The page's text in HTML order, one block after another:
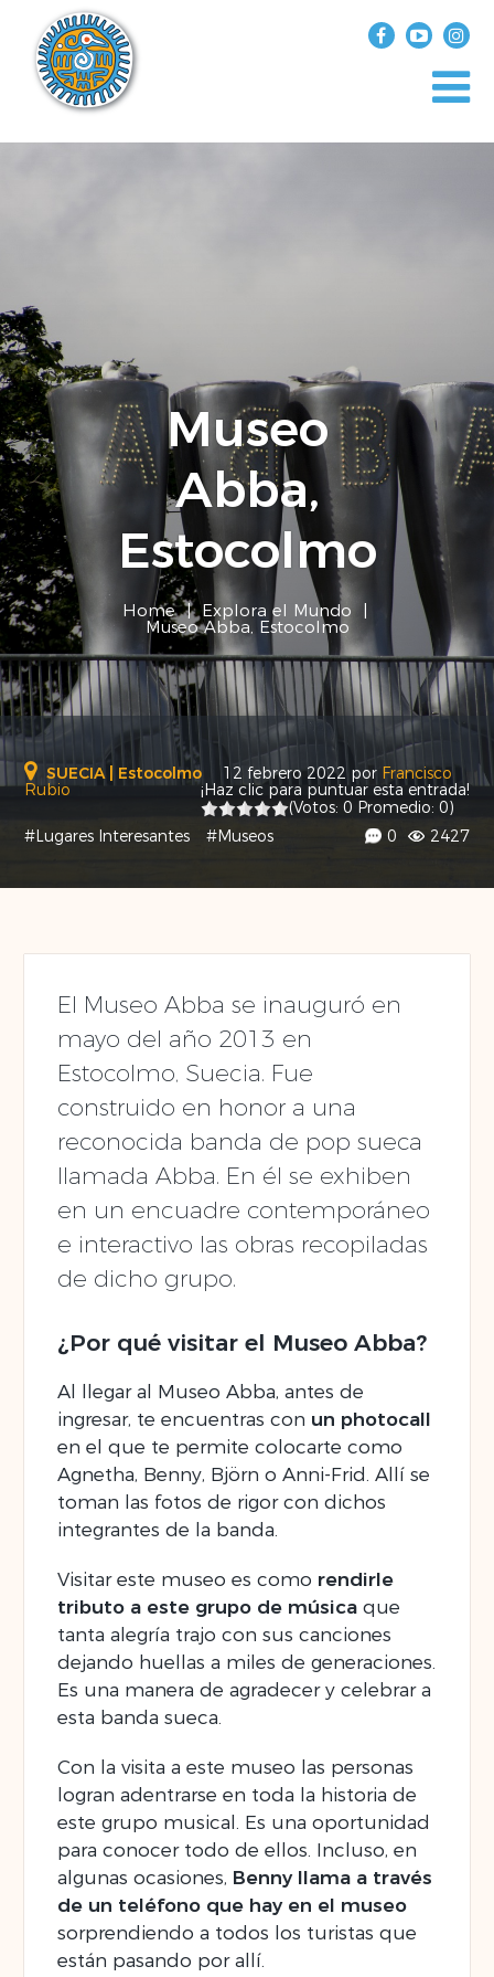
replica rolex air king watches
INICIO
Museo
Abba,
Estocolmo
Home |Explora el Mundo |
Museo Abba, Estocolmo
SUECIA| Estocolmo 12 febrero 2022 por Francisco
Rubio
¡Haz clic para puntuar esta entrada!
(Votos: 0 Promedio: 0)
#Lugares Interesantes
#Museos 2427
0
El Museo Abba se inauguró en
mayo del año 2013 en
Estocolmo, Suecia. Fue
construido en honor a una
reconocida banda de pop sueca
llamada Abba. En él se exhiben
en un encuadre contemporáneo
e interactivo las obras recopiladas
de dicho grupo.
¿Por qué visitar el Museo Abba?
Al llegar al Museo Abba, antes de
ingresar, te encuentras con un photocall
en el que te permite colocarte como
Agnetha, Benny, Björn o Anni-Frid. Allí se
toman las fotos de rigor con dichos
integrantes de la banda.
Visitar este museo es como rendirle
tributo a este grupo de música que
tanta alegría trajo con sus canciones
dejando huellas a miles de generaciones.
Es una manera de agradecer y celebrar a
esta banda sueca.
Con la visita a este museo las personas
logran adentrarse en toda la historia de
este grupo musical. Es una oportunidad
para conocer todo de ellos. Incluso, en
algunas ocasiones, Benny llama a través
de un teléfono que hay en el museo
sorprendiendo a todos los turistas que
están pasando por allí.